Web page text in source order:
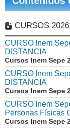
CURSOS
CURSO Inem
DISTANCIA
Cursos Inem Sepe
CURSO Inem
DISTANCIA
Cursos Inem Sepe
CURSO Inem
Personas Físicas
Cursos Inem Sepe